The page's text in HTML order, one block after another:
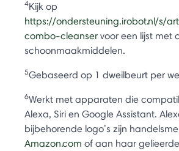
4Kijk op
https://ondersteuning.irobot.nl/s/
combo-cleanser voor een lijst met
schoonmaakmiddelen.
5Gebaseerd op 1 dweilbeurt per
6Werkt met apparaten die
Alexa, Siri en Google Assistant.
bijbehorende logo’s zijn
Amazon.com of aan haar gelieerde